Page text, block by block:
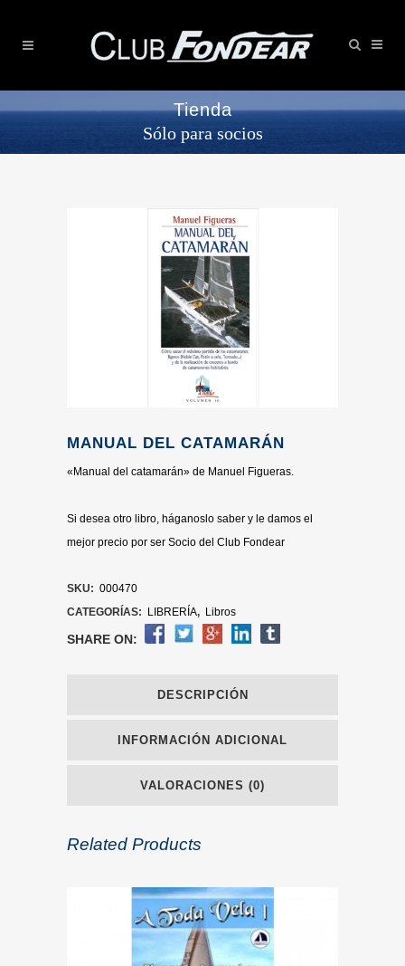
Tienda
Sólo para socios
MANUAL DEL CATAMARÁN
«Manual del catamarán» de Manuel Figueras.
Si desea otro libro, háganoslo saber y le damos el
mejor precio por ser Socio del Club Fondear
SKU: 000470
CATEGORÍAS:
LIBRERÍA, Libros
SHARE ON:
DESCRIPCIÓN
INFORMACIÓN ADICIONAL
VALORACIONES (0)
Related Products